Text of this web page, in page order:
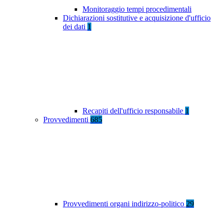
Monitoraggio tempi procedimentali
Dichiarazioni sostitutive e acquisizione d'ufficio
dei dati 1
Recapiti dell'ufficio responsabile 1
Provvedimenti 685
Provvedimenti organi indirizzo-politico 29